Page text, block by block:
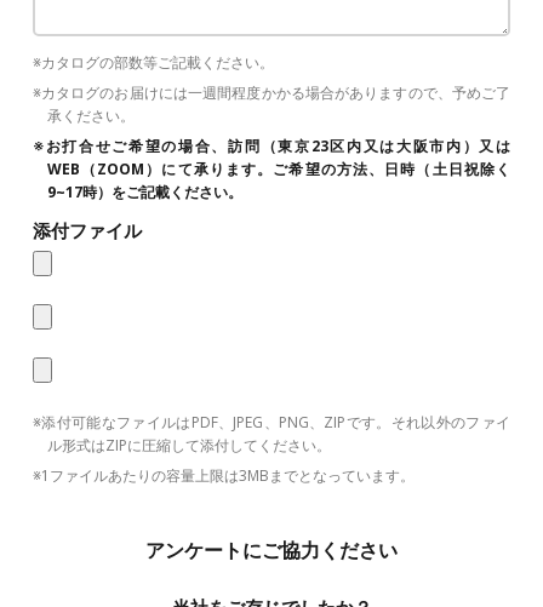
※カタログの部数等ご記載ください。
※カタログのお届けには一週間程度かかる場合がありますので、予めご了
承ください。
※お打合せご希望の場合、訪問（東京23区内又は大阪市内）又は
WEB（ZOOM）にて承ります。ご希望の方法、日時（土日祝除く
9~17時）をご記載ください。
添付ファイル
※添付可能なファイルはPDF、JPEG、PNG、ZIPです。それ以外のファイ
ル形式はZIPに圧縮して添付してください。
※1ファイルあたりの容量上限は3MBまでとなっています。
アンケートにご協力ください